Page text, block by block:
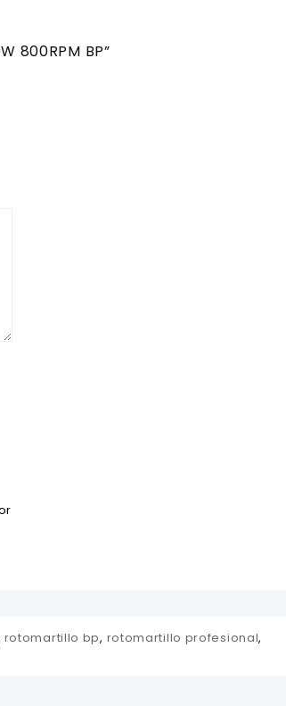
800RPM BP”
rotomartillo bp, rotomartillo profesional,